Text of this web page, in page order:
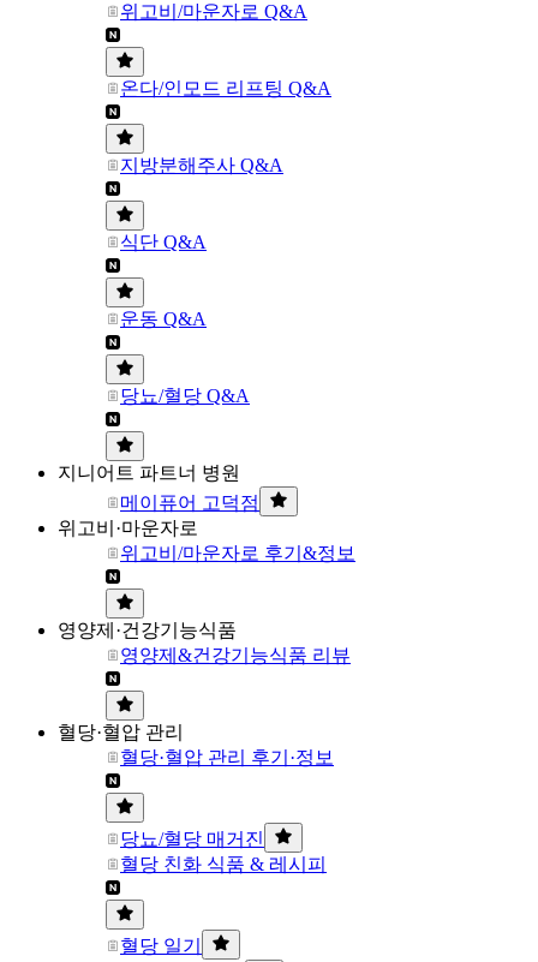
위고비/마운자로 Q&A
온다/인모드 리프팅 Q&A
지방분해주사 Q&A
식단 Q&A
운동 Q&A
당뇨/혈당 Q&A
지니어트 파트너 병원
메이퓨어 고덕점
위고비·마운자로
위고비/마운자로 후기&정보
영양제·건강기능식품
영양제&건강기능식품 리뷰
혈당·혈압 관리
혈당·혈압 관리 후기·정보
당뇨/혈당 매거진
혈당 친화 식품 & 레시피
혈당 일기